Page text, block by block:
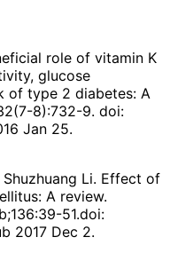
role of vitamin K
glucose
of type 2 diabetes: A
8):732-9. doi:
Jan 25.
Shuzhuang Li. Effect of
A review.
51.doi:
2017 Dec 2.